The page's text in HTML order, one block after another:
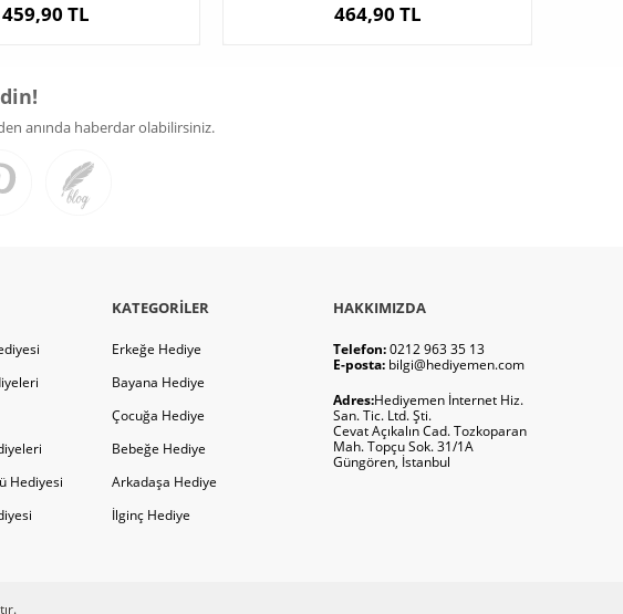
459,90 TL 464,90 TL
anında haberdar olabilirsiniz.
Hediyesi
KATEGORILER
Erkeğe Hediye
Bayana Hediye
Çocuğa Hediye
Bebeğe Hediye
Arkadaşa Hediye
İlginç Hediye
HAKKIMIZDA
Telefon:0212 963 35 13
E-posta: bilgi@hediyemen.com
Adres:Hediyemen İnternet Hiz.
San. Tic. Ltd. Şti.
Cevat Açıkalın Cad. Tozkoparan
Mah. Topçu Sok. 31/1A
Güngören, İstanbul